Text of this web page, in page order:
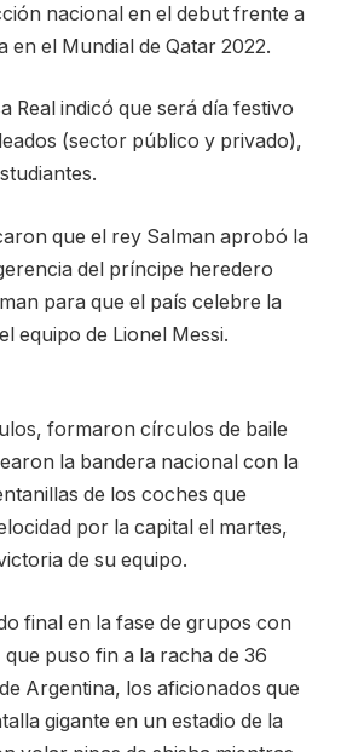
nacional en el debut frente a
en el Mundial de Qatar 2022.
Real indicó que será día festivo
(sector público y privado),
que el rey Salman aprobó la
del príncipe heredero
para que el país celebre la
equipo de Lionel Messi.
formaron círculos de baile
la bandera nacional con la
de los coches que
por la capital el martes,
de su equipo.
final en la fase de grupos con
puso fin a la racha de 36
Argentina, los aficionados que
gigante en un estadio de la